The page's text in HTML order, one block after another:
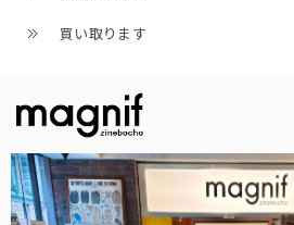
買い取ります